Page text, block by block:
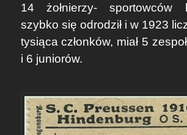
14 żołnierzy- sportowców
szybko się odrodził i w 1923
tysiąca członków, miał 5
i 6 juniorów.